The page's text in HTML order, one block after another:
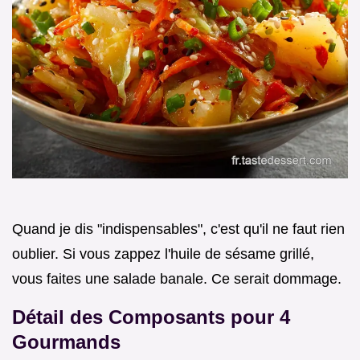
Quand je dis "indispensables", c'est qu'il ne faut rien
oublier. Si vous zappez l'huile de sésame grillé,
vous faites une salade banale. Ce serait dommage.
Détail des Composants pour 4
Gourmands